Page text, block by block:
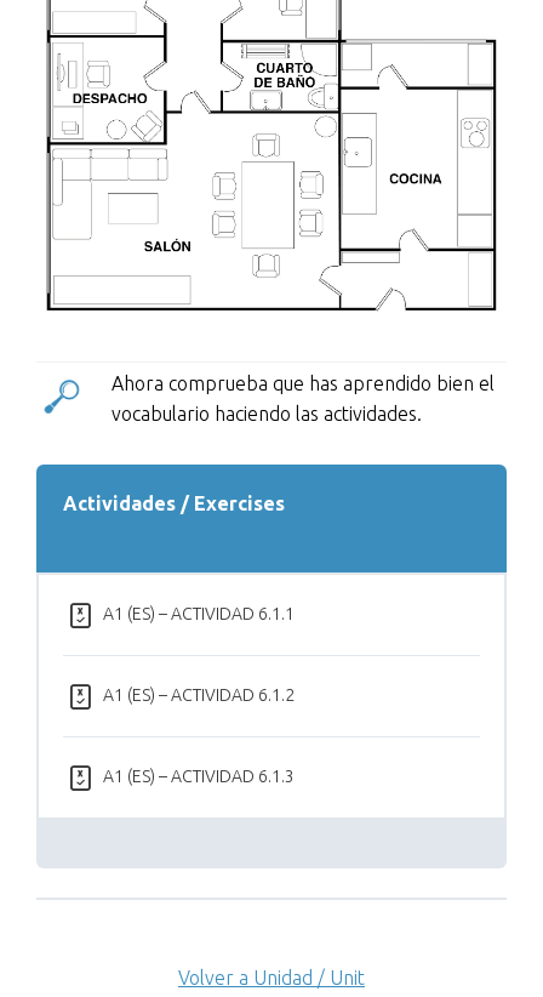
Ahora comprueba que has aprendido bien el
vocabulario haciendo las actividades.
Actividades / Exercises
A1 (ES) – ACTIVIDAD 6.1.1
A1 (ES) – ACTIVIDAD 6.1.2
A1 (ES) – ACTIVIDAD 6.1.3
Volver a Unidad / Unit